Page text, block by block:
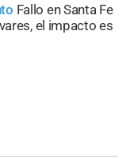
Fallo en Santa Fe
el impacto es